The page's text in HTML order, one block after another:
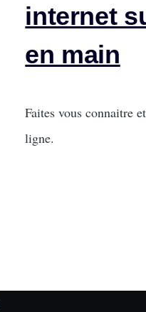
internet
en main
Intro
Faites vous connaitre
ligne.